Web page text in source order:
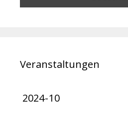
Veranstaltungen